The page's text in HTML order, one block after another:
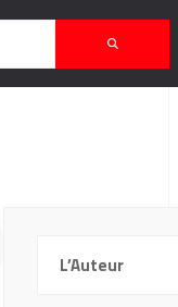
L’Auteur